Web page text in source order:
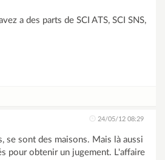
a des parts de SCI ATS, SCI SNS,
24/05/12 08:29
se sont des maisons. Mais là aussi
pour obtenir un jugement. L'affaire